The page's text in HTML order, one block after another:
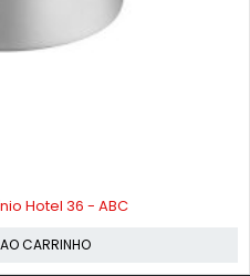
Hotel 36 - ABC
CARRINHO